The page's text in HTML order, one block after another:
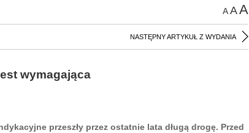
AAA
NASTĘPNY ARTYKUŁ Z WYDANIA
wymagająca
przeszły przez ostatnie lata długą drogę. Przed